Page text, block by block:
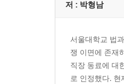
저 : 박형남
서울대학교 법
쟁 이면에 존재
직장 동료에 대
로 인정했다. 현